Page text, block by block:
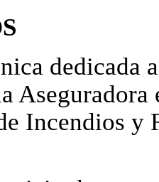
dedicada
Aseguradora
Incendios y